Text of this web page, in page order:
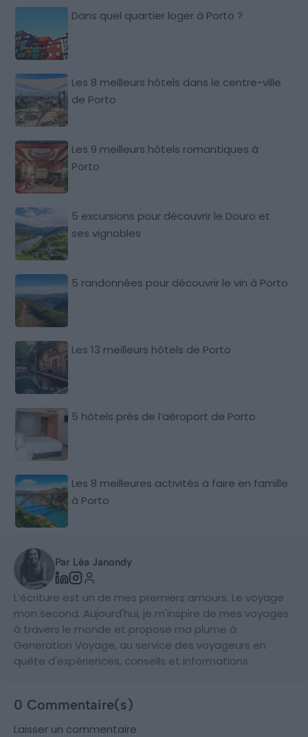
Dans quel quartier loger à Porto ?
Les 8 meilleurs hôtels dans le centre-ville
de Porto
Les 9 meilleurs hôtels romantiques à
Porto
5 excursions pour découvrir le Douro et
ses vignobles
5 randonnées pour découvrir le vin à Porto
Les 13 meilleurs hôtels de Porto
5 hôtels près de l’aéroport de Porto
Les 8 meilleures activités à faire en famille
à Porto
Par Léa Janondy
L’écriture est un de mes premiers amours. Le voyage
mon second. Aujourd'hui, je m'inspire de mes voyages
à travers le monde et propose ma plume à
Generation Voyage, au service des voyageurs en
quête d'expériences, conseils et informations.
0 Commentaire(s)
Laisser un commentaire